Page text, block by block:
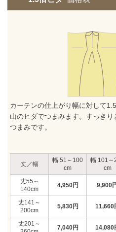
カーテンの仕上がり幅に対して
山のヒダでつまみます。すっき
つまみです。
丈／幅
51～100 101～
55～
140
4,950円 9,900
141～
200
5,830円 11,660
201～
7,040円 14,080